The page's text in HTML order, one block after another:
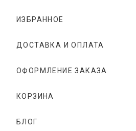
ИЗБРАННОЕ
ДОСТАВКА И ОПЛАТА
ОФОРМЛЕНИЕ ЗАКАЗА
КОРЗИНА
БЛОГ